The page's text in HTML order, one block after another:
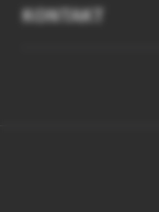
KONTAKT